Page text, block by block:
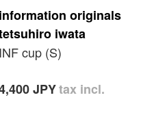
information originals
iwata
INF cup (S)
JPYtax incl.